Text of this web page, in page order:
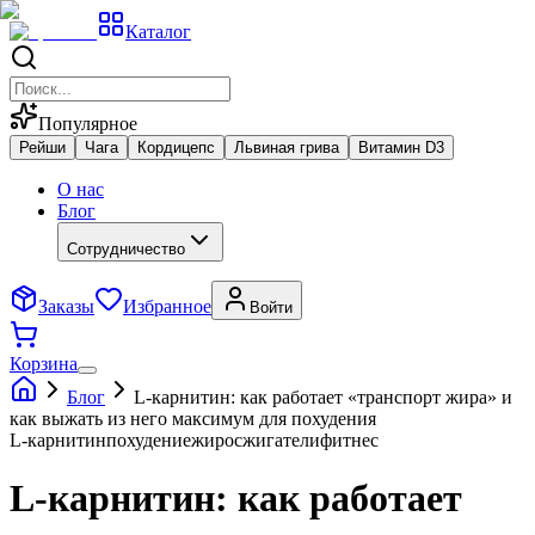
Каталог
Популярное
Рейши Чага Кордицепс Львиная грива Витамин D3
О нас
Блог
Сотрудничество
Заказы Избранное Войти
Корзина
Блог
L-карнитин: как работает «транспорт жира» и
как выжать из него максимум для похудения
L-карнитинпохудениежиросжигателифитнес
L-карнитин: как работает